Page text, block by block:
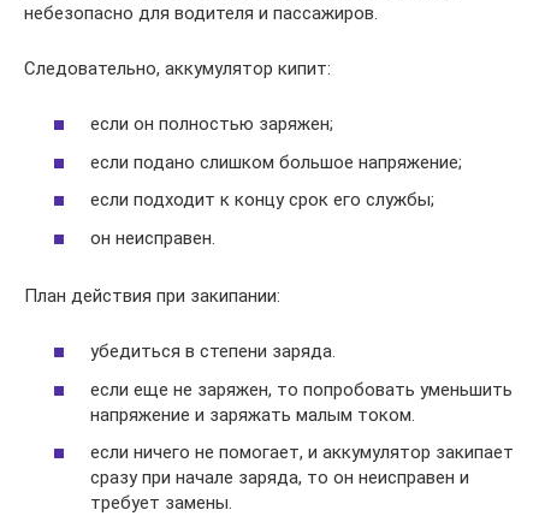
небезопасно для водителя и пассажиров.
Следовательно, аккумулятор кипит:
если он полностью заряжен;
если подано слишком большое напряжение;
если подходит к концу срок его службы;
он неисправен.
План действия при закипании:
убедиться в степени заряда.
если еще не заряжен, то попробовать уменьшить
напряжение и заряжать малым током.
если ничего не помогает, и аккумулятор закипает
сразу при начале заряда, то он неисправен и
требует замены.